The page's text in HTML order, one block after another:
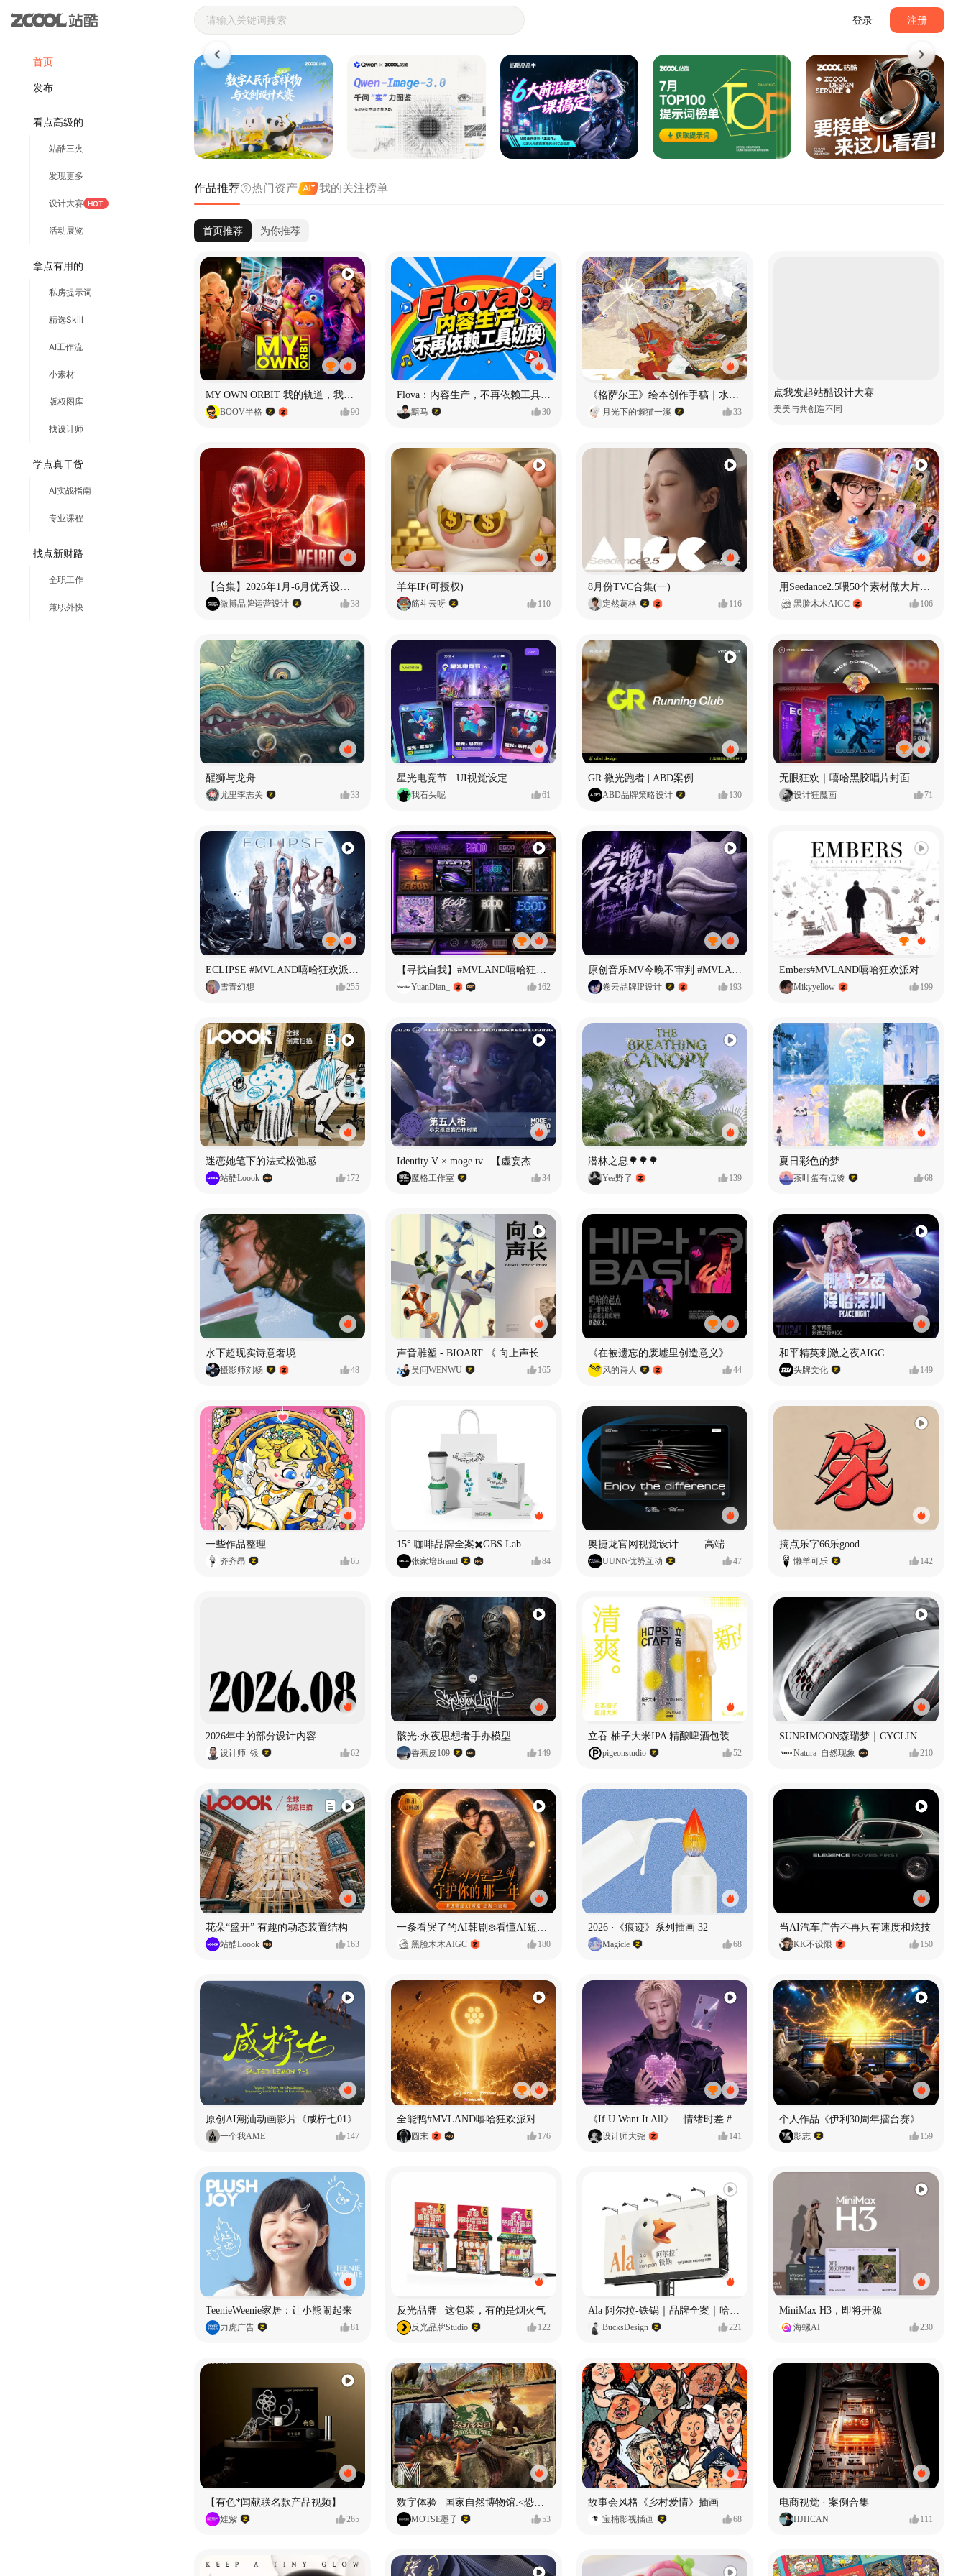
首页
发布
看点高级的
站酷三火
发现更多
设计大赛 HOT
活动展览
拿点有用的
私房提示词
精选Skill
AI工作流
小素材
版权图库
找设计师
学点真干货
AI实战指南
专业课程
找点新财路
全职工作
兼职外快
登录 注册
站酷ZCOOL - 设计师们都在站酷
作品推荐 热门资产 我的关注榜单
首页推荐 为你推荐
MY OWN ORBIT 我的轨道，我的定义#MVLAND嘻哈狂欢派对
BOOV半格 90
Flova：内容生产，不再依赖工具切换
黯马 30
《格萨尔王》绘本创作手稿｜水彩墨韵下的史诗回响
月光下的懒猫一溪 33
点我发起站酷设计大赛
美美与共创造不同
微博品牌运营设计 38
羊年IP(可授权)
筋斗云呀 110
8月份TVC合集(一)
定然葛格 116 黑脸木木AIGC 106
醒狮与龙舟
尤里李志关 33
星光电竞节 · UI视觉设定
我石头呢 61
GR 微光跑者 | ABD案例
ABD品牌策略设计 130
无眼狂欢｜嘻哈黑胶唱片封面
设计狂魔画 71
雪青幻想 255 YuanDian_ 162 卷云品牌IP设计 193
Embers#MVLAND嘻哈狂欢派对
Mikyyellow 199
迷恋她笔下的法式松弛感
站酷Loook 172
Identity V × moge.tv | 【虚妄杰作时装】“小女孩”
魔格工作室 34
潜林之息🌳🌳🌳
Yea野了 139
夏日彩色的梦
茶叶蛋有点烫 68
水下超现实诗意奢境
摄影师刘杨 48 吴问WENWU 165 风的诗人 44
和平精英刺激之夜AIGC
头牌文化 149
一些作品整理
齐齐昂 65
15° 咖啡品牌全案✖️GBS.Lab
张家培Brand 84
奥捷龙官网视觉设计 —— 高端网站建设
UUNN优势互动 47
搞点乐字66乐good
懒羊可乐 142
2026年中的部分设计内容
设计师_银 62
骸光·永夜思想者手办模型
香蕉皮109 149 pigeonstudio 52 Natura_自然现象 210
花朵“盛开” 有趣的动态装置结构
站酷Loook 163
一条看哭了的AI韩剧❄️看懂AI短剧出海全流程
黑脸木木AIGC 180
2026 ·《痕迹》系列插画 32
Magicle 68
当AI汽车广告不再只有速度和炫技
KK不设限 150
原创AI潮汕动画影片《咸柠七01》
一个我AME 147
全能鸭#MVLAND嘻哈狂欢派对
圆末 176 设计师大尧 141
个人作品《伊利30周年擂台赛》
影志 159
TeenieWeenie家居：让小熊闹起来
力虎广告 81
反光品牌 | 这包装，有的是烟火气
反光品牌Studio 122
Ala 阿尔拉-铁锅｜品牌全案｜哈尔滨
BucksDesign 221
MiniMax H3，即将开源
海螺AI 230
【有色*闻献联名款产品视频】
娃紫 265 MOTSE墨子 53
故事会风格《乡村爱情》插画
宝楠影视插画 68
电商视觉 · 案例合集
HJHCAN 111